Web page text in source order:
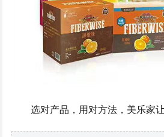
选对产品，用对方法，美乐家